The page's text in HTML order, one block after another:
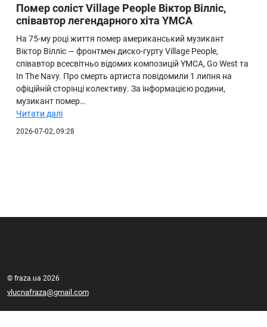
Ukraine
Про нас
Помер соліст Village People Віктор Вілліс,
співавтор легендарного хіта YMCA
На 75-му році життя помер американський музикант
Віктор Вілліс — фронтмен диско-гурту Village People,
співавтор всесвітньо відомих композицій YMCA, Go West та
In The Navy. Про смерть артиста повідомили 1 липня на
офіційній сторінці колективу. За інформацією родини,
музикант помер…
Читати далі
2026-07-02, 09:28
© fraza.ua 2026
vlucnafraza@gmail.com